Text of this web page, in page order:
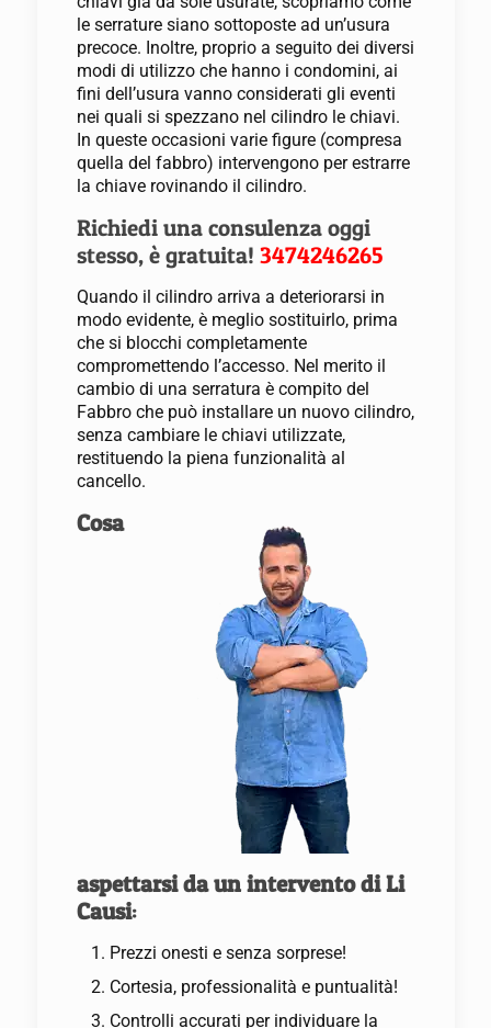
le serrature siano sottoposte ad un’usura
precoce. Inoltre, proprio a seguito dei diversi
modi di utilizzo che hanno i condomini, ai
fini dell’usura vanno considerati gli eventi
nei quali si spezzano nel cilindro le chiavi.
In queste occasioni varie figure (compresa
quella del fabbro) intervengono per estrarre
la chiave rovinando il cilindro.
Richiedi una consulenza oggi
stesso, è gratuita! 3474246265
Quando il cilindro arriva a deteriorarsi in
modo evidente, è meglio sostituirlo, prima
che si blocchi completamente
compromettendo l’accesso. Nel merito il
cambio di una serratura è compito del
Fabbro che può installare un nuovo cilindro,
senza cambiare le chiavi utilizzate,
restituendo la piena funzionalità al
cancello.
Cosa
aspettarsi da un intervento di Li
Causi:
Prezzi onesti e senza sorprese!
Cortesia, professionalità e puntualità!
Controlli accurati per individuare la